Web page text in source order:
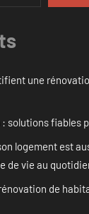
une
solutions fiables
logement est
de vie au
de